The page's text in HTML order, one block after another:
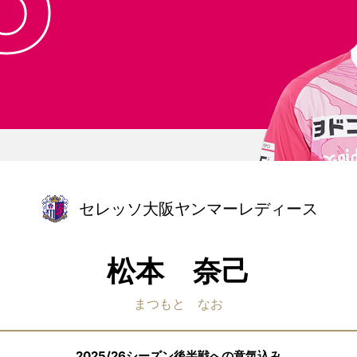
セレッソ大阪ヤンマーレディース
松本 奈己
まつもと なお